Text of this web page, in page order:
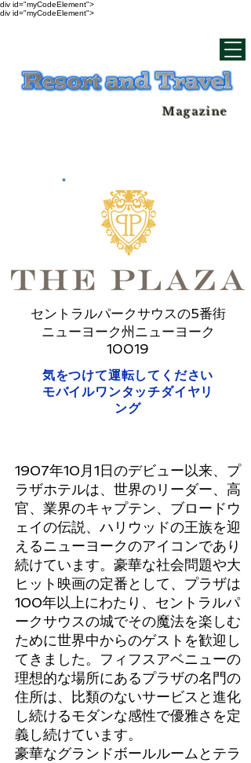
div id="myCodeElement">
div id="myCodeElement">
Magazine
セントラルパークサウスの5番街
ニューヨーク州ニューヨーク
10019
気をつけて運転してください
モバイルワンタッチダイヤリ
ング
1907年10月1日のデビュー以来、プ
ラザホテルは、世界のリーダー、高
官、業界のキャプテン、ブロードウ
ェイの伝説、ハリウッドの王族を迎
えるニューヨークのアイコンであり
続けています。豪華な社会問題や大
ヒット映画の定番として、プラザは
100年以上にわたり、セントラルパ
ークサウスの城でその魔法を楽しむ
ために世界中からのゲストを歓迎し
てきました。フィフスアベニューの
理想的な場所にあるプラザの名門の
住所は、比類のないサービスと進化
し続けるモダンな感性で優雅さを定
義し続けています。
豪華なグランドボールルームとテラ